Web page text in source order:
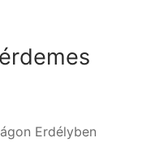
Erdélyben